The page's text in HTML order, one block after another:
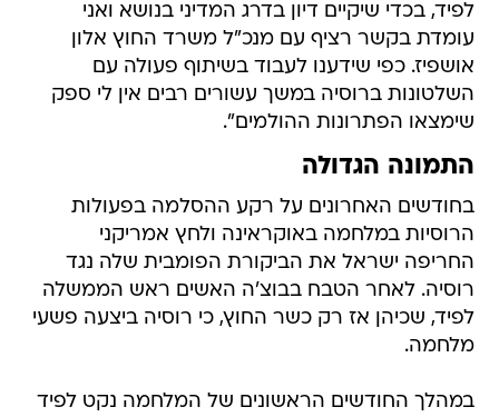
לפיד, בכדי שיקיים דיון בדרג המדיני בנושא ואני
עומדת בקשר רציף עם מנכ"ל משרד החוץ אלון
אושפיז. כפי שידענו לעבוד בשיתוף פעולה עם
השלטונות ברוסיה במשך עשורים רבים אין לי ספק
שימצאו הפתרונות ההולמים".
התמונה הגדולה
בחודשים האחרונים על רקע ההסלמה בפעולות
הרוסיות במלחמה באוקראינה ולחץ אמריקני
החריפה ישראל את הביקורת הפומבית שלה נגד
רוסיה. לאחר הטבח בבוצ'ה האשים ראש הממשלה
לפיד, שכיהן אז רק כשר החוץ, כי רוסיה ביצעה פשעי
מלחמה.
במהלך החודשים הראשונים של המלחמה נקט לפיד